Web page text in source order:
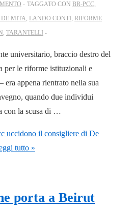
TAGGATO CON BR-PCC,
MITA, LANDO CONTI , RIFORME
, TARANTELLI
universitario, braccio destro del
per le riforme istituzionali e
era appena rientrato nella sua
quando due individui
con la scusa di …
uccidono il consigliere di De
tutto »
porta a Beirut